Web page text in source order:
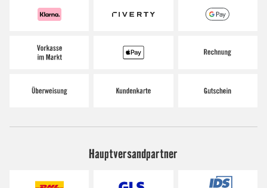
Hauptversandpartner